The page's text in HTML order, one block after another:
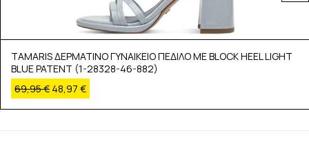
TAMARIS ΔΕΡΜΑΤΙΝΟ ΓΥΝΑΙΚΕΙΟ ΠΕΔΙΛΟ ΜΕ BLOCK HEEL LIGHT
BLUE PATENT (1-28328-46-882)
69,95€ 48,97 €